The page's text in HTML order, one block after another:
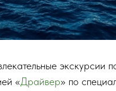
экскурсии
«Драйвер» по